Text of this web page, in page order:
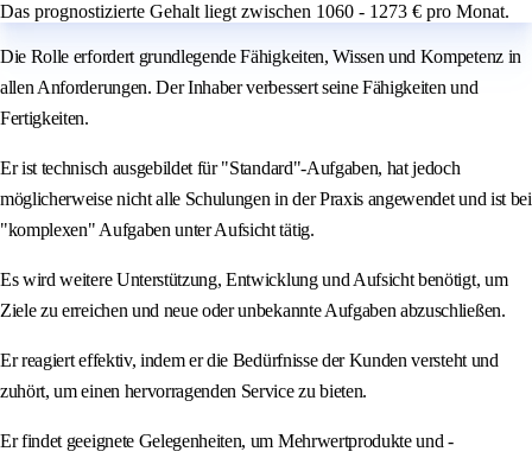
Das prognostizierte Gehalt liegt zwischen 1060 - 1273 € pro Monat.
Die Rolle erfordert grundlegende Fähigkeiten, Wissen und Kompetenz in
allen Anforderungen. Der Inhaber verbessert seine Fähigkeiten und
Fertigkeiten.
Er ist technisch ausgebildet für "Standard"-Aufgaben, hat jedoch
möglicherweise nicht alle Schulungen in der Praxis angewendet und ist bei
"komplexen" Aufgaben unter Aufsicht tätig.
Es wird weitere Unterstützung, Entwicklung und Aufsicht benötigt, um
Ziele zu erreichen und neue oder unbekannte Aufgaben abzuschließen.
Er reagiert effektiv, indem er die Bedürfnisse der Kunden versteht und
zuhört, um einen hervorragenden Service zu bieten.
Er findet geeignete Gelegenheiten, um Mehrwertprodukte und -